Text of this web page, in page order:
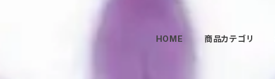
HOME 商品カテゴリ